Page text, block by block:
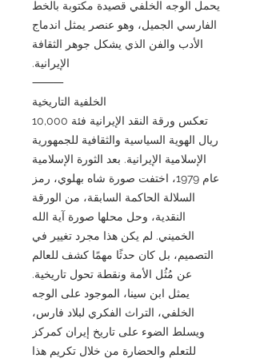
يحمل الوجه الخلفي قصيدة مكتوبة بالخط
الفارسي الجميل، وهو عنصر يمثل اندماج
الأدب والفن الذي يشكل جوهر الثقافة
الإيرانية.
⸻
الخلفية التاريخية
تعكس ورقة النقد الإيرانية فئة 10,000
ريال الهوية السياسية والثقافية للجمهورية
الإسلامية الإيرانية. بعد الثورة الإسلامية
عام 1979، اختفت صورة شاه بهلوي، رمز
السلالة الحاكمة السابقة، من الورقة
النقدية، وحل محلها صورة آية الله
الخميني. لم يكن هذا مجرد تغيير في
التصميم، بل كان حدثًا مهمًا كشف للعالم
عن مُثُل الأمة ونقطة تحول تاريخية.
يمثل ابن سينا، الموجود على الوجه
الخلفي، التراث الفكري لبلاد فارس،
ويسلط الضوء على تاريخ إيران كمركز
للتعلم والحضارة من خلال تكريم هذا